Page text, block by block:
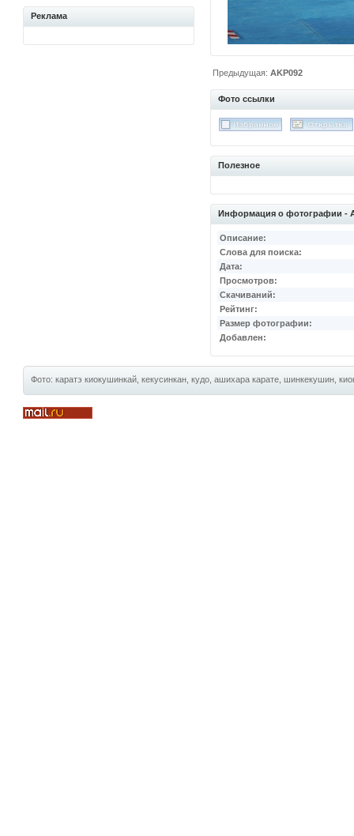
Реклама
Предыдущая:AKP092
Фото ссылки
Полезное
Информация о фотографии -
Описание:
Слова для поиска:
Дата:
Просмотров:
Скачиваний:
Рейтинг:
Размер фотографии:
Добавлен:
Фото: каратэ киокушинкай, кекусинкан, кудо, ашихара карате, шинкекушин,